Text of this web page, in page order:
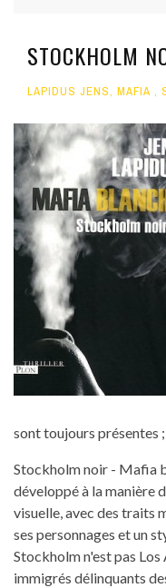
STOCKHOLM
LAPIDUS JENS, MAFIA ,
sont toujours présentes
Stockholm noir - Mafia
développé à la manière
visuelle, avec des traits
ses personnages et un
Stockholm n'est pas Los
immigrés délinquants